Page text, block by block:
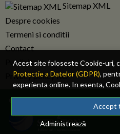
Acest site foloseste Cookie-uri,
Protectie a Datelor (GDPR),
experienta online. In esenta,
imbunatatim continutul de pe
experienta online personalizata
folosite doar de site-ul nostru si
AICIpentru detalii despre
Accept
Administrează
Sitemap XML
Despre cookies
Termeni si conditii
Contact
Publicitate
Privacy policy RO
© 2026 Fiscalitatea.ro. Toate